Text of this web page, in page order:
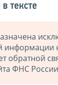
тексте
информации
обратной
ФНС